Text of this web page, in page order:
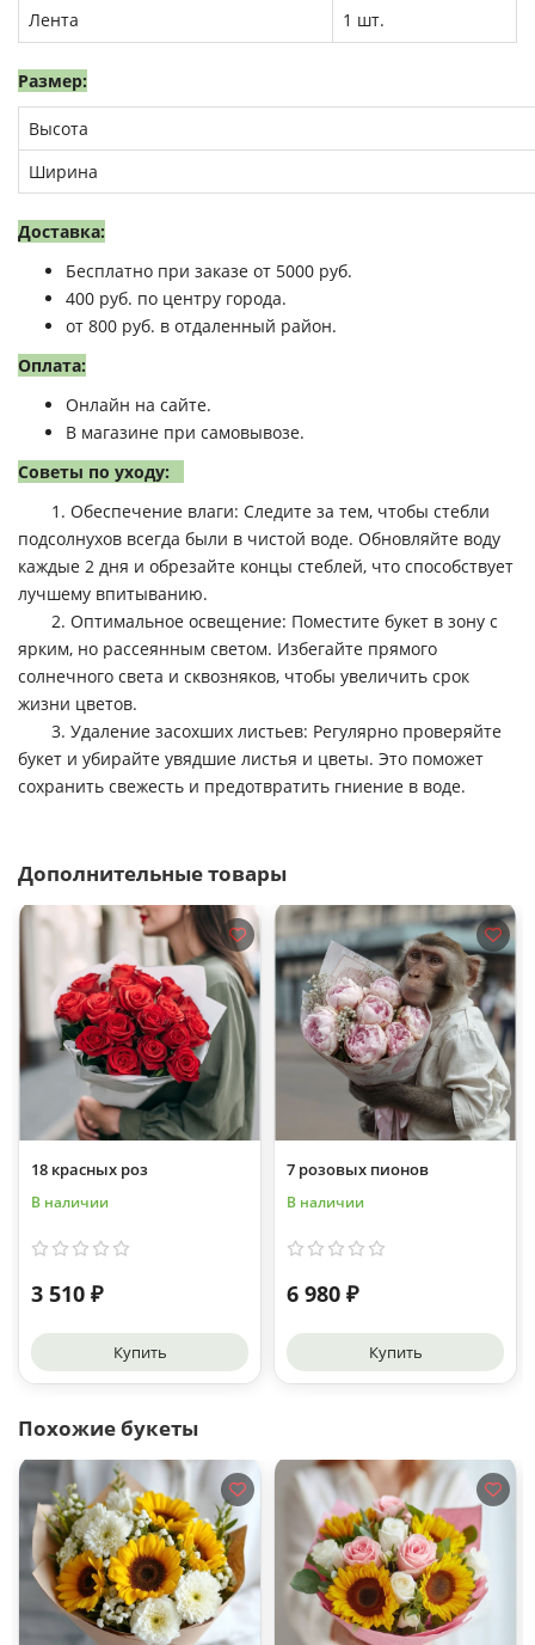
Лента
1 шт.
Размер:
Высота
Ширина
Доставка:
Бесплатно при заказе от 5000 руб.
400 руб. по центру города.
от 800 руб. в отдаленный район.
Оплата:
Онлайн на сайте.
В магазине при самовывозе.
Советы по уходу:
1. Обеспечение влаги: Следите за тем, чтобы стебли
подсолнухов всегда были в чистой воде. Обновляйте воду
каждые 2 дня и обрезайте концы стеблей, что способствует
лучшему впитыванию.
2. Оптимальное освещение: Поместите букет в зону с
ярким, но рассеянным светом. Избегайте прямого
солнечного света и сквозняков, чтобы увеличить срок
жизни цветов.
3. Удаление засохших листьев: Регулярно проверяйте
букет и убирайте увядшие листья и цветы. Это поможет
сохранить свежесть и предотвратить гниение в воде.
Дополнительные товары
18 красных роз
В наличии
3 510 ₽
Купить
7 розовых пионов
В наличии
6 980 ₽
Купить
Похожие букеты